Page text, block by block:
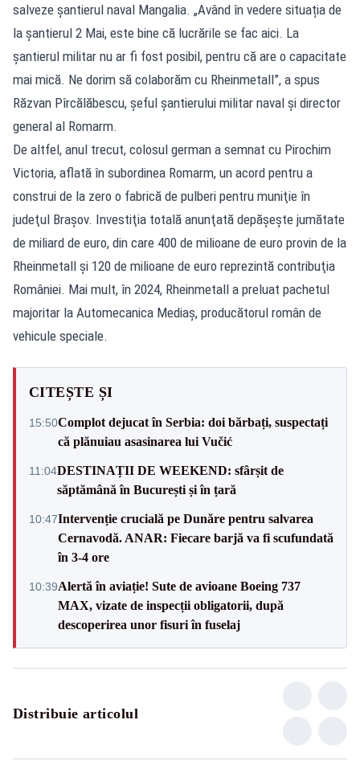
salveze șantierul naval Mangalia. „Având în vedere situația de
la șantierul 2 Mai, este bine că lucrările se fac aici. La
șantierul militar nu ar fi fost posibil, pentru că are o capacitate
mai mică. Ne dorim să colaborăm cu Rheinmetall”, a spus
Răzvan Pîrcălăbescu, șeful șantierului militar naval și director
general al Romarm.
De altfel, anul trecut, colosul german a semnat cu Pirochim
Victoria, aflată în subordinea Romarm, un acord pentru a
construi de la zero o fabrică de pulberi pentru muniţie în
judeţul Braşov. Investiţia totală anunţată depăşeş­te jumătate
de miliard de euro, din care 400 de milioane de euro provin de la
Rheinmetall şi 120 de milioane de euro repre­zintă con­tri­buţia
României. Mai mult, în 2024, Rheinmetall a preluat pachetul
majoritar la Automecanica Mediaş, producătorul român de
vehicule speciale.
CITEȘTE ȘI
15:50Complot dejucat în Serbia: doi bărbați, suspectați
că plănuiau asasinarea lui Vučić
11:04DESTINAȚII DE WEEKEND: sfârșit de
săptămână în București și în țară
10:47Intervenție crucială pe Dunăre pentru salvarea
Cernavodă. ANAR: Fiecare barjă va fi scufundată
în 3-4 ore
10:39Alertă în aviație! Sute de avioane Boeing 737
MAX, vizate de inspecții obligatorii, după
descoperirea unor fisuri în fuselaj
Distribuie articolul